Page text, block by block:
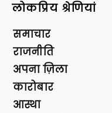
लोकप्रिय श्रेणियां
समाचार
राजनीति
अपना ज़िला
कारोबार
आस्था